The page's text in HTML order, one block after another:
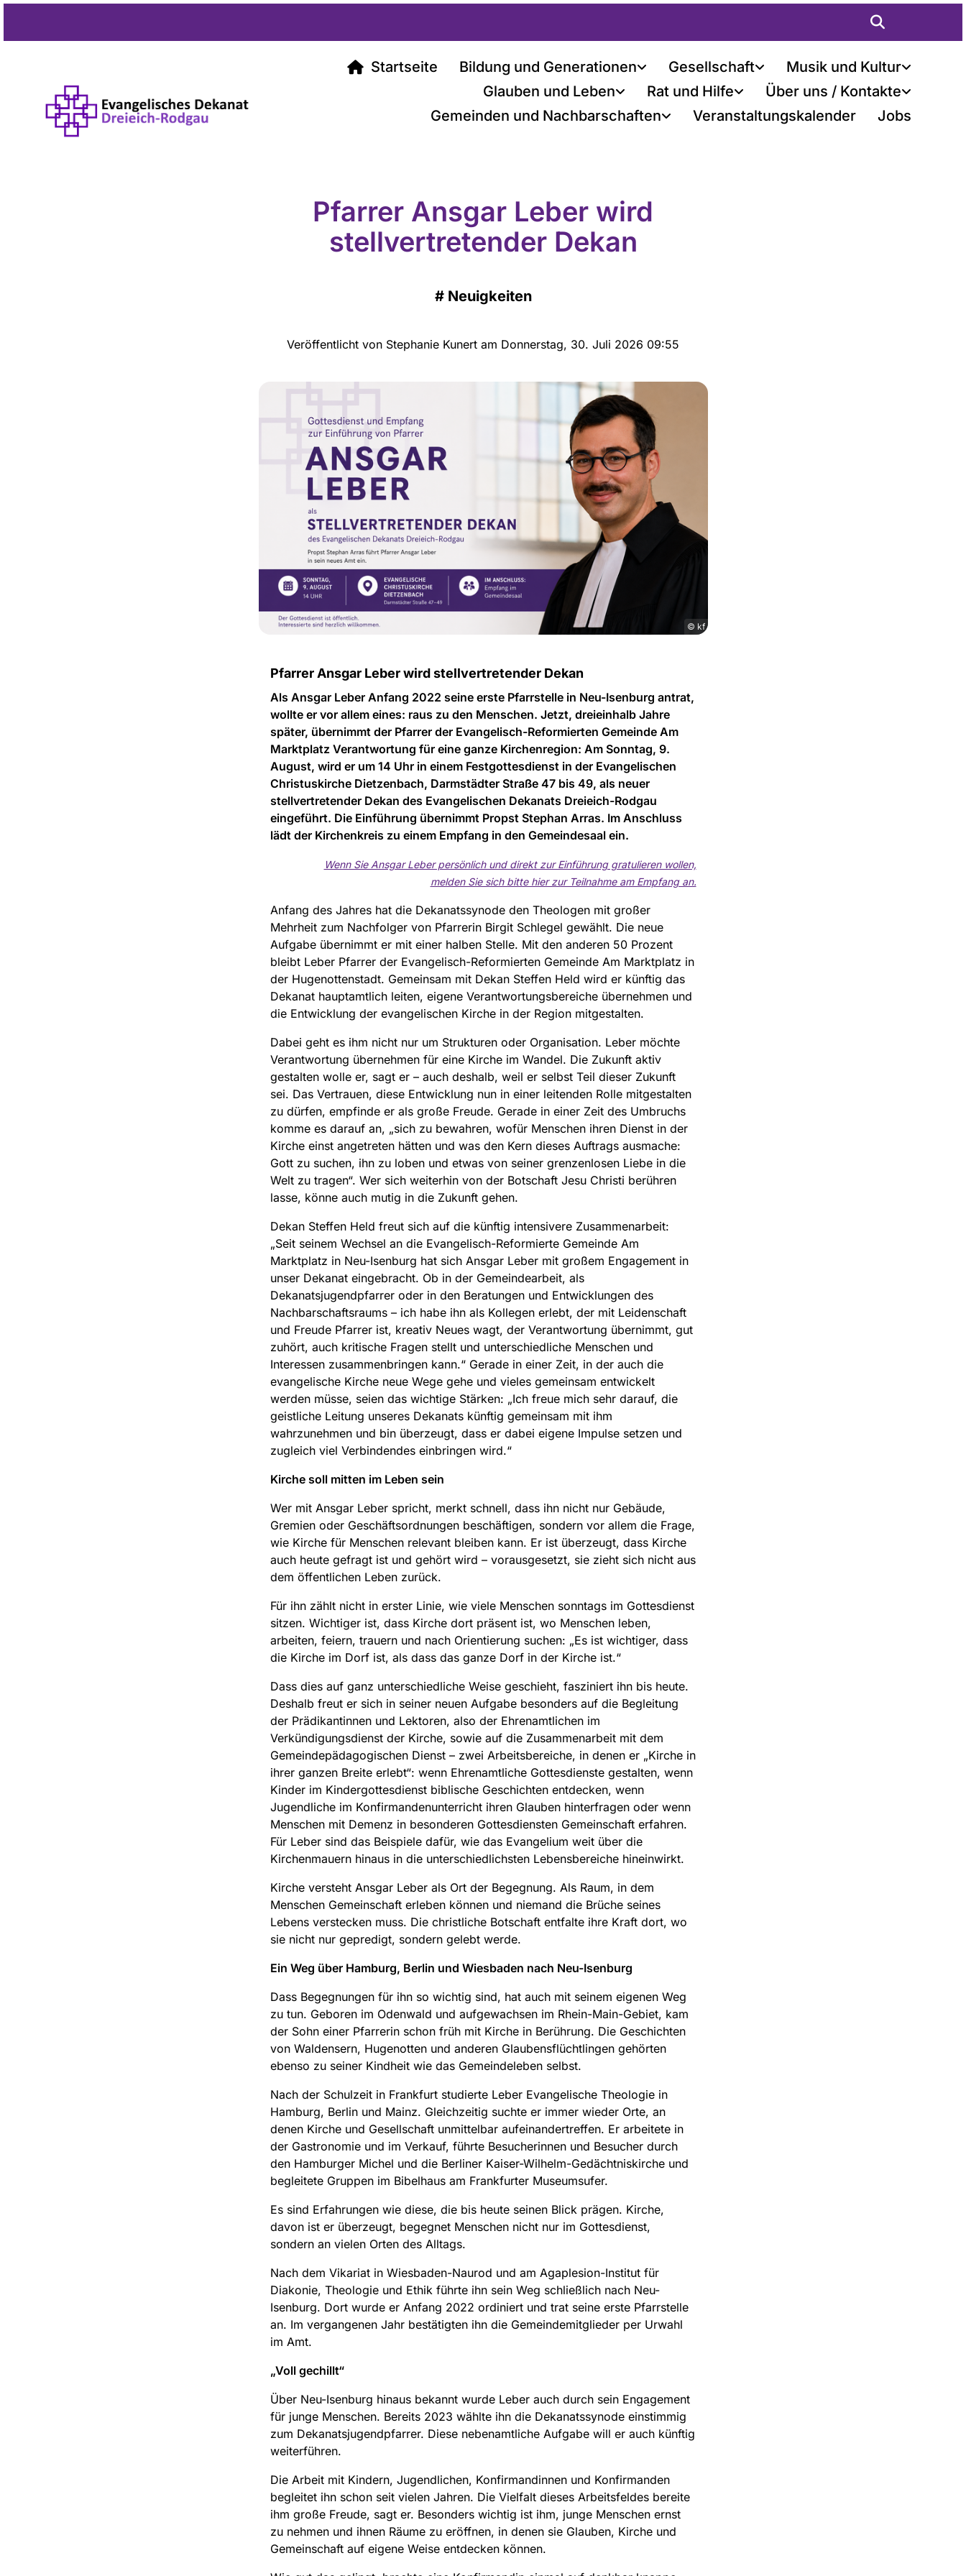
Startseite Bildung und Generationen Gesellschaft
Musik und Kultur
Glauben und Leben
Rat und Hilfe
Über uns / Kontakte
Gemeinden und Nachbarschaften
Veranstaltungskalender Jobs
Pfarrer Ansgar Leber wird
stellvertretender Dekan
# Neuigkeiten
Veröffentlicht von Stephanie Kunert am Donnerstag, 30. Juli 2026 09:55
© kf
Pfarrer Ansgar Leber wird stellvertretender Dekan
Als Ansgar Leber Anfang 2022 seine erste Pfarrstelle in Neu-Isenburg antrat,
wollte er vor allem eines: raus zu den Menschen. Jetzt, dreieinhalb Jahre
später, übernimmt der Pfarrer der Evangelisch-Reformierten Gemeinde Am
Marktplatz Verantwortung für eine ganze Kirchenregion: Am Sonntag, 9.
August, wird er um 14 Uhr in einem Festgottesdienst in der Evangelischen
Christuskirche Dietzenbach, Darmstädter Straße 47 bis 49, als neuer
stellvertretender Dekan des Evangelischen Dekanats Dreieich-Rodgau
eingeführt. Die Einführung übernimmt Propst Stephan Arras. Im Anschluss
lädt der Kirchenkreis zu einem Empfang in den Gemeindesaal ein.
Wenn Sie Ansgar Leber persönlich und direkt zur Einführung gratulieren wollen,
melden Sie sich bitte hier zur Teilnahme am Empfang an.
Anfang des Jahres hat die Dekanatssynode den Theologen mit großer
Mehrheit zum Nachfolger von Pfarrerin Birgit Schlegel gewählt. Die neue
Aufgabe übernimmt er mit einer halben Stelle. Mit den anderen 50 Prozent
bleibt Leber Pfarrer der Evangelisch-Reformierten Gemeinde Am Marktplatz in
der Hugenottenstadt. Gemeinsam mit Dekan Steffen Held wird er künftig das
Dekanat hauptamtlich leiten, eigene Verantwortungsbereiche übernehmen und
die Entwicklung der evangelischen Kirche in der Region mitgestalten.
Dabei geht es ihm nicht nur um Strukturen oder Organisation. Leber möchte
Verantwortung übernehmen für eine Kirche im Wandel. Die Zukunft aktiv
gestalten wolle er, sagt er – auch deshalb, weil er selbst Teil dieser Zukunft
sei. Das Vertrauen, diese Entwicklung nun in einer leitenden Rolle mitgestalten
zu dürfen, empfinde er als große Freude. Gerade in einer Zeit des Umbruchs
komme es darauf an, „sich zu bewahren, wofür Menschen ihren Dienst in der
Kirche einst angetreten hätten und was den Kern dieses Auftrags ausmache:
Gott zu suchen, ihn zu loben und etwas von seiner grenzenlosen Liebe in die
Welt zu tragen“. Wer sich weiterhin von der Botschaft Jesu Christi berühren
lasse, könne auch mutig in die Zukunft gehen.
Dekan Steffen Held freut sich auf die künftig intensivere Zusammenarbeit:
„Seit seinem Wechsel an die Evangelisch-Reformierte Gemeinde Am
Marktplatz in Neu-Isenburg hat sich Ansgar Leber mit großem Engagement in
unser Dekanat eingebracht. Ob in der Gemeindearbeit, als
Dekanatsjugendpfarrer oder in den Beratungen und Entwicklungen des
Nachbarschaftsraums – ich habe ihn als Kollegen erlebt, der mit Leidenschaft
und Freude Pfarrer ist, kreativ Neues wagt, der Verantwortung übernimmt, gut
zuhört, auch kritische Fragen stellt und unterschiedliche Menschen und
Interessen zusammenbringen kann.“ Gerade in einer Zeit, in der auch die
evangelische Kirche neue Wege gehe und vieles gemeinsam entwickelt
werden müsse, seien das wichtige Stärken: „Ich freue mich sehr darauf, die
geistliche Leitung unseres Dekanats künftig gemeinsam mit ihm
wahrzunehmen und bin überzeugt, dass er dabei eigene Impulse setzen und
zugleich viel Verbindendes einbringen wird.“
Kirche soll mitten im Leben sein
Wer mit Ansgar Leber spricht, merkt schnell, dass ihn nicht nur Gebäude,
Gremien oder Geschäftsordnungen beschäftigen, sondern vor allem die Frage,
wie Kirche für Menschen relevant bleiben kann. Er ist überzeugt, dass Kirche
auch heute gefragt ist und gehört wird – vorausgesetzt, sie zieht sich nicht aus
dem öffentlichen Leben zurück.
Für ihn zählt nicht in erster Linie, wie viele Menschen sonntags im Gottesdienst
sitzen. Wichtiger ist, dass Kirche dort präsent ist, wo Menschen leben,
arbeiten, feiern, trauern und nach Orientierung suchen: „Es ist wichtiger, dass
die Kirche im Dorf ist, als dass das ganze Dorf in der Kirche ist.“
Dass dies auf ganz unterschiedliche Weise geschieht, fasziniert ihn bis heute.
Deshalb freut er sich in seiner neuen Aufgabe besonders auf die Begleitung
der Prädikantinnen und Lektoren, also der Ehrenamtlichen im
Verkündigungsdienst der Kirche, sowie auf die Zusammenarbeit mit dem
Gemeindepädagogischen Dienst – zwei Arbeitsbereiche, in denen er „Kirche in
ihrer ganzen Breite erlebt“: wenn Ehrenamtliche Gottesdienste gestalten, wenn
Kinder im Kindergottesdienst biblische Geschichten entdecken, wenn
Jugendliche im Konfirmandenunterricht ihren Glauben hinterfragen oder wenn
Menschen mit Demenz in besonderen Gottesdiensten Gemeinschaft erfahren.
Für Leber sind das Beispiele dafür, wie das Evangelium weit über die
Kirchenmauern hinaus in die unterschiedlichsten Lebensbereiche hineinwirkt.
Kirche versteht Ansgar Leber als Ort der Begegnung. Als Raum, in dem
Menschen Gemeinschaft erleben können und niemand die Brüche seines
Lebens verstecken muss. Die christliche Botschaft entfalte ihre Kraft dort, wo
sie nicht nur gepredigt, sondern gelebt werde.
Ein Weg über Hamburg, Berlin und Wiesbaden nach Neu-Isenburg
Dass Begegnungen für ihn so wichtig sind, hat auch mit seinem eigenen Weg
zu tun. Geboren im Odenwald und aufgewachsen im Rhein-Main-Gebiet, kam
der Sohn einer Pfarrerin schon früh mit Kirche in Berührung. Die Geschichten
von Waldensern, Hugenotten und anderen Glaubensflüchtlingen gehörten
ebenso zu seiner Kindheit wie das Gemeindeleben selbst.
Nach der Schulzeit in Frankfurt studierte Leber Evangelische Theologie in
Hamburg, Berlin und Mainz. Gleichzeitig suchte er immer wieder Orte, an
denen Kirche und Gesellschaft unmittelbar aufeinandertreffen. Er arbeitete in
der Gastronomie und im Verkauf, führte Besucherinnen und Besucher durch
den Hamburger Michel und die Berliner Kaiser-Wilhelm-Gedächtniskirche und
begleitete Gruppen im Bibelhaus am Frankfurter Museumsufer.
Es sind Erfahrungen wie diese, die bis heute seinen Blick prägen. Kirche,
davon ist er überzeugt, begegnet Menschen nicht nur im Gottesdienst,
sondern an vielen Orten des Alltags.
Nach dem Vikariat in Wiesbaden-Naurod und am Agaplesion-Institut für
Diakonie, Theologie und Ethik führte ihn sein Weg schließlich nach Neu-
Isenburg. Dort wurde er Anfang 2022 ordiniert und trat seine erste Pfarrstelle
an. Im vergangenen Jahr bestätigten ihn die Gemeindemitglieder per Urwahl
im Amt.
„Voll gechillt“
Über Neu-Isenburg hinaus bekannt wurde Leber auch durch sein Engagement
für junge Menschen. Bereits 2023 wählte ihn die Dekanatssynode einstimmig
zum Dekanatsjugendpfarrer. Diese nebenamtliche Aufgabe will er auch künftig
weiterführen.
Die Arbeit mit Kindern, Jugendlichen, Konfirmandinnen und Konfirmanden
begleitet ihn schon seit vielen Jahren. Die Vielfalt dieses Arbeitsfeldes bereite
ihm große Freude, sagt er. Besonders wichtig ist ihm, junge Menschen ernst
zu nehmen und ihnen Räume zu eröffnen, in denen sie Glauben, Kirche und
Gemeinschaft auf eigene Weise entdecken können.